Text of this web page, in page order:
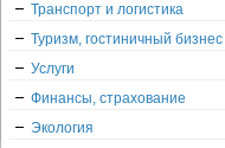
Транспорт и логистика
Туризм, гостиничный бизнес
Услуги
Финансы, страхование
Экология